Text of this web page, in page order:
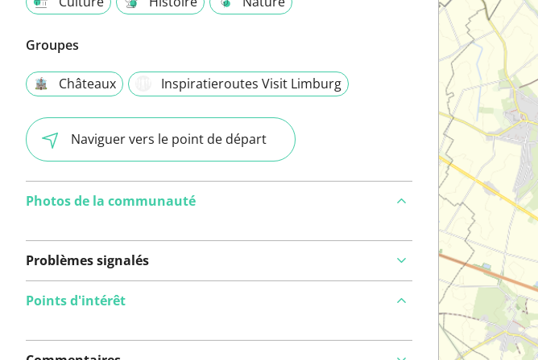
Groupes
Châteaux Inspiratieroutes Visit Limburg
Naviguer vers le point de départ
Photos de la communauté
Problèmes signalés
encore été signalé sur
Points d'intérêt